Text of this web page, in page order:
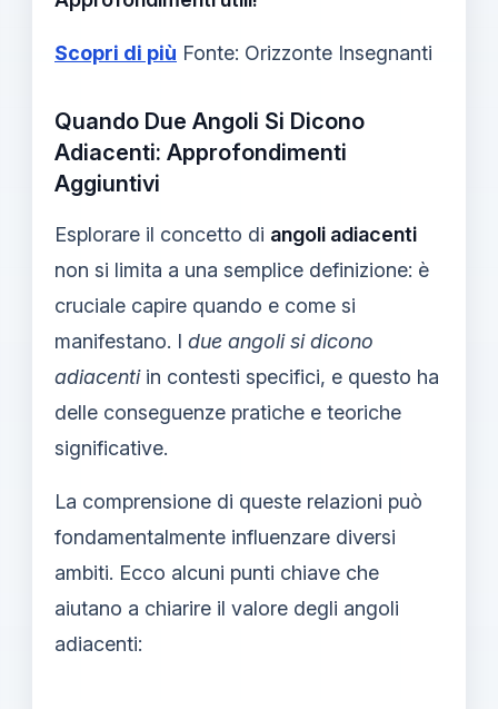
Scopri di più Fonte: Orizzonte Insegnanti
Quando Due Angoli Si Dicono
Adiacenti: Approfondimenti
Aggiuntivi
Esplorare il concetto di angoli adiacenti
non si limita a una semplice definizione: è
cruciale capire quando e come si
manifestano. I due angoli si dicono
adiacentiin contesti specifici, e questo ha
delle conseguenze pratiche e teoriche
significative.
La comprensione di queste relazioni può
fondamentalmente influenzare diversi
ambiti. Ecco alcuni punti chiave che
aiutano a chiarire il valore degli angoli
adiacenti: